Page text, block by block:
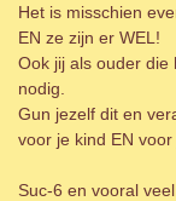
Het is misschien
EN ze zijn er WEL!
Ook jij als ouder die
nodig.
Gun jezelf dit en
voor je kind EN
Suc-6 en vooral